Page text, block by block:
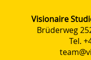
Visionaire
Brüderweg
Tel.